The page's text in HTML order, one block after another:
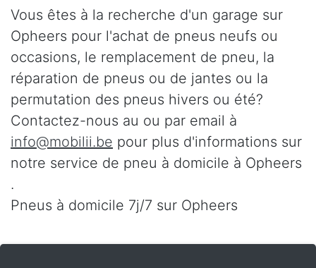
Vous êtes à la recherche d'un garage sur
Opheers pour l'achat de pneus neufs ou
occasions, le remplacement de pneu, la
réparation de pneus ou de jantes ou la
permutation des pneus hivers ou été?
Contactez-nous au ou par email à
info@mobilii.be pour plus d'informations sur
notre service de pneu à domicile à Opheers
.
Pneus à domicile 7j/7 sur Opheers